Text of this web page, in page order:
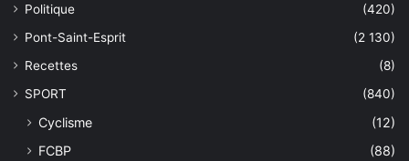
Politique
(420)
Pont-Saint-Esprit
(2 130)
Recettes
(8)
SPORT
(840)
Cyclisme
(12)
FCBP
(88)